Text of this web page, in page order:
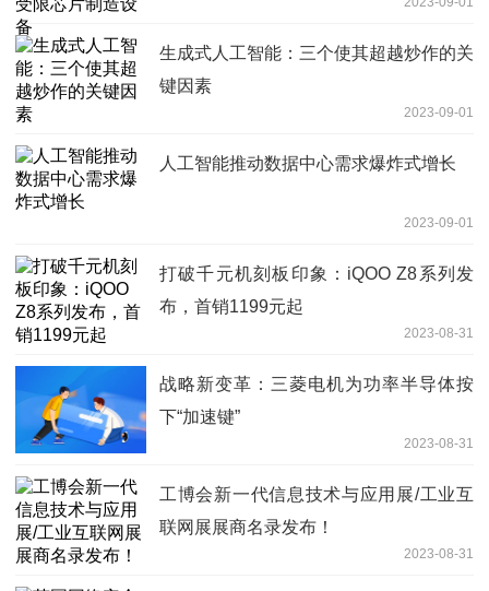
生成式人工智能：三个使其超越炒作的关
键因素
2023-09-01
人工智能推动数据中心需求爆炸式增长
2023-09-01
打破千元机刻板印象：iQOO Z8系列发
布，首销1199元起
2023-08-31
战略新变革：三菱电机为功率半导体按
下“加速键”
2023-08-31
工博会新一代信息技术与应用展/工业互
联网展展商名录发布！
2023-08-31